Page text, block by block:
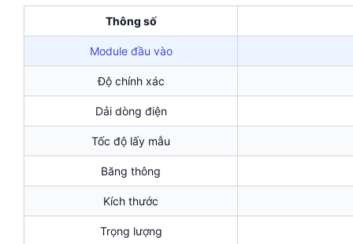
Thông số
Module đầu vào
Độ chính xác
Dải dòng điện
Tốc độ lấy mẫu
Băng thông
Kích thước
Trọng lượng